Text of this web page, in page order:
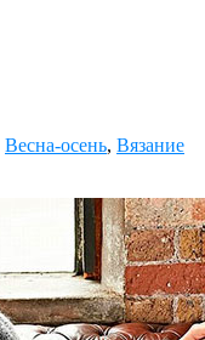
Весна-осень, Вязание